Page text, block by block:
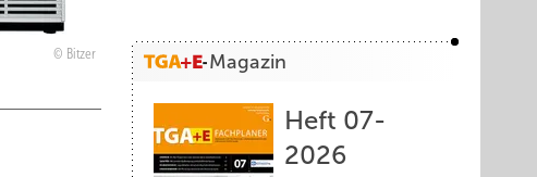
Bitzer Magazin
Heft 07-
2026